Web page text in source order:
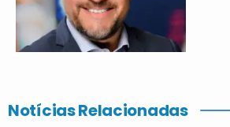
Notícias Relacionadas